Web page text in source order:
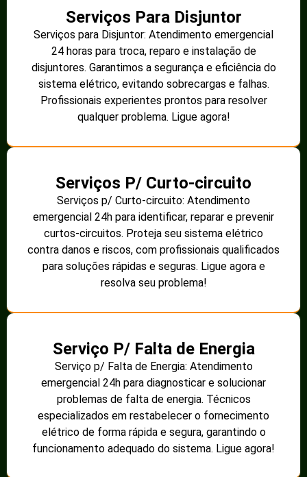
Serviços Para Disjuntor
Serviços para Disjuntor: Atendimento emergencial
24 horas para troca, reparo e instalação de
disjuntores. Garantimos a segurança e eficiência do
sistema elétrico, evitando sobrecargas e falhas.
Profissionais experientes prontos para resolver
qualquer problema. Ligue agora!
Serviços P/ Curto-circuito
Serviços p/ Curto-circuito: Atendimento
emergencial 24h para identificar, reparar e prevenir
curtos-circuitos. Proteja seu sistema elétrico
contra danos e riscos, com profissionais qualificados
para soluções rápidas e seguras. Ligue agora e
resolva seu problema!
Serviço P/ Falta de Energia
Serviço p/ Falta de Energia: Atendimento
emergencial 24h para diagnosticar e solucionar
problemas de falta de energia. Técnicos
especializados em restabelecer o fornecimento
elétrico de forma rápida e segura, garantindo o
funcionamento adequado do sistema. Ligue agora!